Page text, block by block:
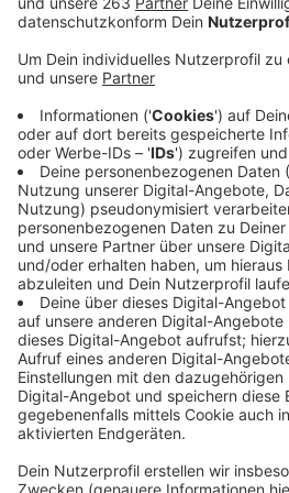
Anzeige
In Siegen-Wittgenstein gibt es
zeigen Daten des Statistischen
März 2025 gab es bei uns im
Kindertagesstätten. Das waren
zuvor. Damit hat auch die Zahl
der betreuten Kinder stark
noch knapp 1900 Beschäftigte in
im vergangenen Jahr rund 1000
betreuen mittlerweile fast
Entwicklung liegt unser Kreis im
die Zahl der Kita-Beschäftigten
Jahren um fast 50 Prozent
Bemerkenswert: Der Anteil der
oben gegangen. Er liegt